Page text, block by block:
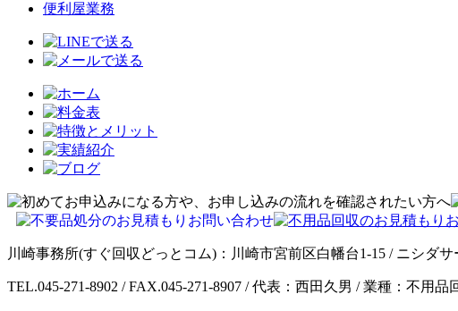
便利屋業務
川崎事務所(すぐ回収どっとコム)：川崎市宮前区白幡台1-15 / ニシダ
TEL.045-271-8902 / FAX.045-271-8907 / 代表：西田久男 / 業種：不用品